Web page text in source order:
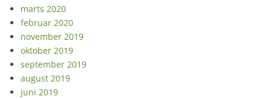
marts 2020
februar 2020
november 2019
oktober 2019
september 2019
august 2019
juni 2019